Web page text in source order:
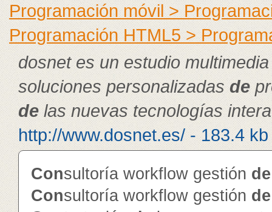
Programación móvil >
Programación HTML5 >
dosnet es un estudio
soluciones personalizadasde
delas nuevas tecnologías
http://www.dosnet.es/ - 183.4 kb
Consultoría workflow gestión de
Consultoría workflow gestión de